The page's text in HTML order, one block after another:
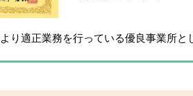
より適正業務を行っている優良事業所と